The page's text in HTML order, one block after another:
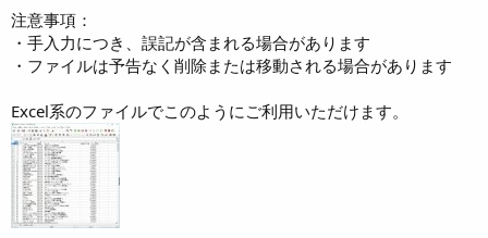
注意事項：
・手入力につき、誤記が含まれる場合があります
・ファイルは予告なく削除または移動される場合があります
Excel系のファイルでこのようにご利用いただけます。